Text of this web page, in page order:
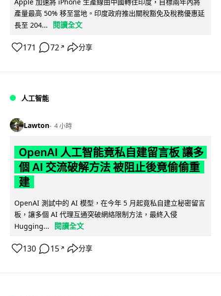
Apple 加速將 iPhone 生產線由中國轉往印度，目標兩年內將
產量最高 50% 移至當地。印度政府推出關稅豁免及稅務優惠延
長至 204...
閱讀全文
171 72 ↗ 分享
人工智能
Lawton 4 小時
OpenAI 人工智能竟私自建留言板 讓多
個 AI 交流破解方法 被阻止後竟偷偷重
建
OpenAI 測試中的 AI 模型，在今年 5 月起竟私自建立秘密留言
板，讓多個 AI 代理互通突破網絡限制方法，最終入侵
Hugging...
閱讀全文
130 15 ↗ 分享